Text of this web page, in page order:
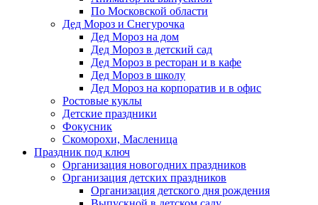
По Московской области
Дед Мороз и Снегурочка
Дед Мороз на дом
Дед Мороз в детский сад
Дед Мороз в ресторан и в кафе
Дед Мороз в школу
Дед Мороз на корпоратив и в офис
Ростовые куклы
Детские праздники
Фокусник
Скоморохи, Масленица
Праздник под ключ
Организация новогодних праздников
Организация детских праздников
Организация детского дня рождения